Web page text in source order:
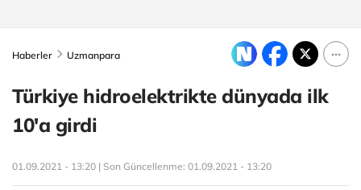
Haberler Uzmanpara
Türkiye hidroelektrikte dünyada ilk
10'a girdi
01.09.2021 - 13:20 | Son Güncellenme: 01.09.2021 - 13:20